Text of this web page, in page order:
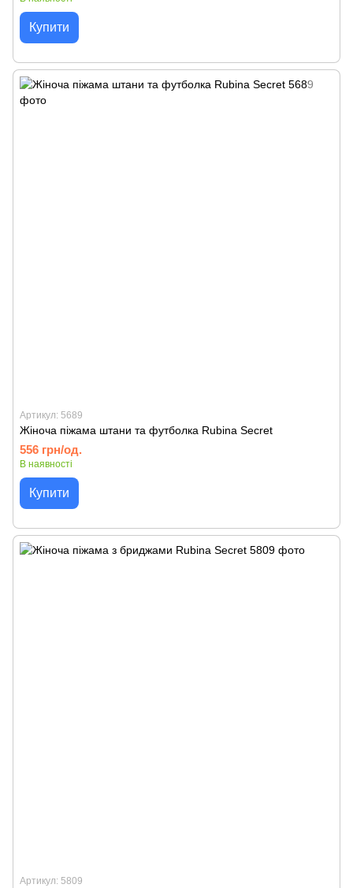
Купити
Артикул: 5689
Жіноча піжама штани та футболка Rubina Secret
556 грн/од.
В наявності
Купити
Артикул: 5809